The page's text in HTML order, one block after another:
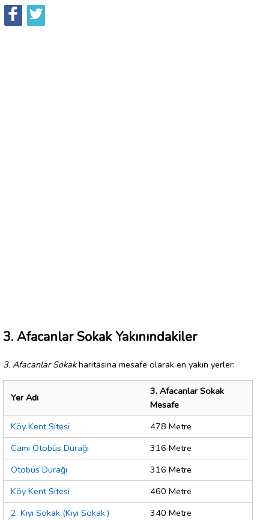
3. Afacanlar Sokak Yakınındakiler
3. Afacanlar Sokakharitasına mesafe olarak en yakın yerler:
Yer Adı
3. Afacanlar Sokak
Mesafe
Köy Kent Sitesi
478 Metre
Cami Otobüs Durağı
316 Metre
Otobüs Durağı
316 Metre
Köy Kent Sitesi
460 Metre
2. Kıyı Sokak (Kıyı Sokak.)
340 Metre